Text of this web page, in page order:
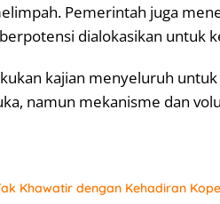
Pemerintah juga
dialokasikan untuk
kajian menyeluruh untuk
namun mekanisme dan
Khawatir dengan Kehadiran